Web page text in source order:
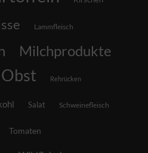
Lammfleisch
Milchprodukte
Obst Rehrücken
Salat Schweinefleisch
Tomaten